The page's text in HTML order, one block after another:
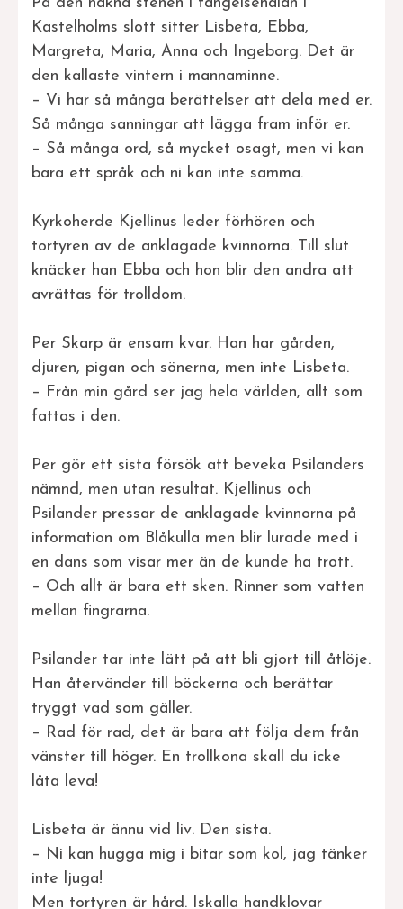
Kastelholms slott sitter Lisbeta, Ebba,
Margreta, Maria, Anna och Ingeborg. Det är
den kallaste vintern i mannaminne.
– Vi har så många berättelser att dela med er.
Så många sanningar att lägga fram inför er.
– Så många ord, så mycket osagt, men vi kan
bara ett språk och ni kan inte samma.
Kyrkoherde Kjellinus leder förhören och
tortyren av de anklagade kvinnorna. Till slut
knäcker han Ebba och hon blir den andra att
avrättas för trolldom.
Per Skarp är ensam kvar. Han har gården,
djuren, pigan och sönerna, men inte Lisbeta.
– Från min gård ser jag hela världen, allt som
fattas i den.
Per gör ett sista försök att beveka Psilanders
nämnd, men utan resultat. Kjellinus och
Psilander pressar de anklagade kvinnorna på
information om Blåkulla men blir lurade med i
en dans som visar mer än de kunde ha trott.
– Och allt är bara ett sken. Rinner som vatten
mellan fingrarna.
Psilander tar inte lätt på att bli gjort till åtlöje.
Han återvänder till böckerna och berättar
tryggt vad som gäller.
– Rad för rad, det är bara att följa dem från
vänster till höger. En trollkona skall du icke
låta leva!
Lisbeta är ännu vid liv. Den sista.
– Ni kan hugga mig i bitar som kol, jag tänker
inte ljuga!
Men tortyren är hård. Iskalla handklovar